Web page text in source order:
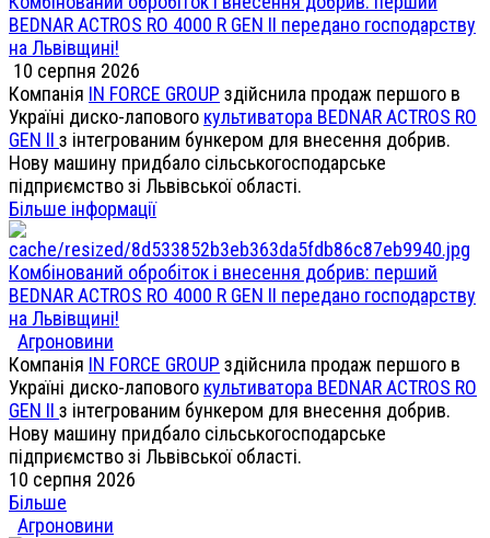
BEDNAR ACTROS RO 4000 R GEN II передано господарству
на Львівщині!
10 серпня 2026
Компанія IN FORCE GROUP здійснила продаж першого в
Україні диско-лапового культиватора BEDNAR ACTROS RO
GEN II з інтегрованим бункером для внесення добрив.
Нову машину придбало сільськогосподарське
підприємство зі Львівської області.
Більше інформації
Комбінований обробіток і внесення добрив: перший
BEDNAR ACTROS RO 4000 R GEN II передано господарству
на Львівщині!
Агроновини
Компанія IN FORCE GROUP здійснила продаж першого в
Україні диско-лапового культиватора BEDNAR ACTROS RO
GEN II з інтегрованим бункером для внесення добрив.
Нову машину придбало сільськогосподарське
підприємство зі Львівської області.
10 серпня 2026
Більше
Агроновини